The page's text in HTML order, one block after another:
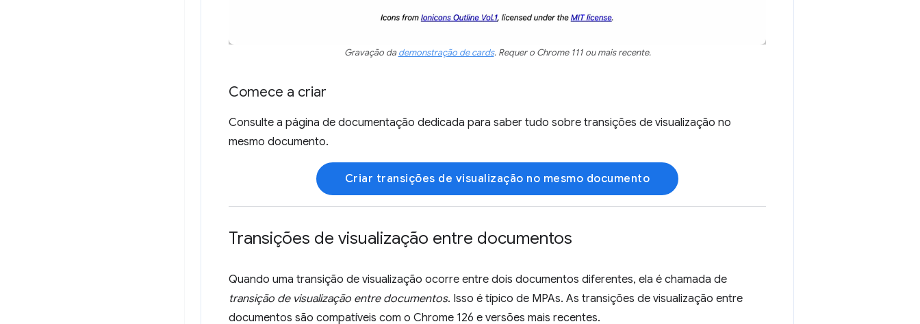
Gravação dademonstração de cards. Requer o Chrome 111 ou mais recente.
Comece a criar
Consulte a página de documentação dedicada para saber tudo sobre transições de visualização no
mesmo documento.
Criar transições de visualização no mesmo documento
Transições de visualização entre documentos
Quando uma transição de visualização ocorre entre dois documentos diferentes, ela é chamada de
transição de visualização entre documentos. Isso é típico de MPAs. As transições de visualização entre
documentos são compatíveis com o Chrome 126 e versões mais recentes.